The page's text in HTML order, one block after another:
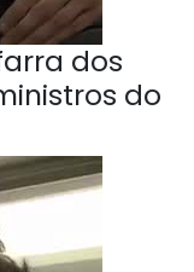
dos
do